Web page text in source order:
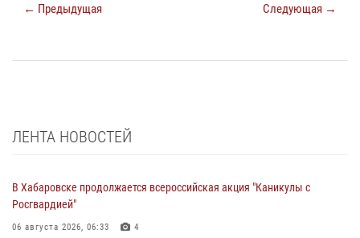
← Предыдущая Следующая →
ЛЕНТА НОВОСТЕЙ
В Хабаровске продолжается всероссийская акция "Каникулы с
Росгвардией"
06 августа 2026, 06:33 4